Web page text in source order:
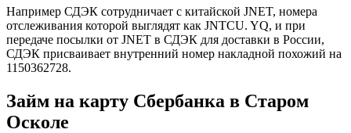
Например СДЭК сотрудничает с китайской JNET, номера
отслеживания которой выглядят как JNTCU. YQ, и при
передаче посылки от JNET в СДЭК для доставки в России,
СДЭК присваивает внутренний номер накладной похожий на
1150362728.
Займ на карту Сбербанка в Старом
Осколе